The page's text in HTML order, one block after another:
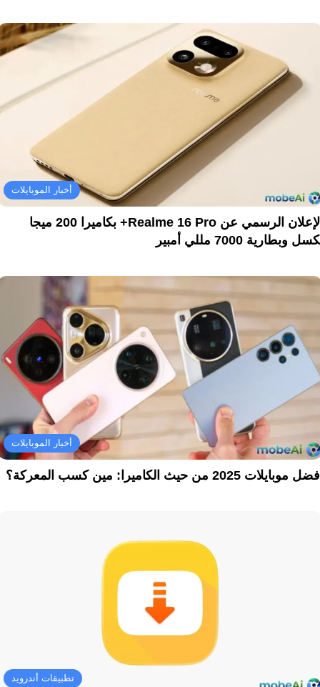
أخبار الموبايلات
الإعلان الرسمي عن Realme 16 Pro+ بكاميرا 200 ميجا
وبطارية 7000 مللي أمبير
أخبار الموبايلات
موبايلات 2025 من حيث الكاميرا: مين كسب المعركة؟
تطبيقات أندرويد